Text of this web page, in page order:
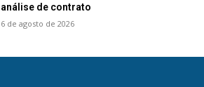
análise de contrato
6 de agosto de 2026